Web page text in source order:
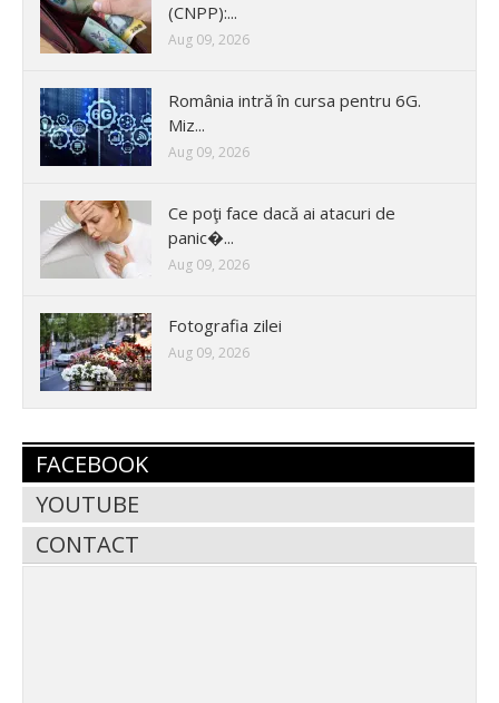
(CNPP):...
Aug 09, 2026
România intră în cursa pentru 6G.
Miz...
Aug 09, 2026
Ce poţi face dacă ai atacuri de
panic�...
Aug 09, 2026
Fotografia zilei
Aug 09, 2026
FACEBOOK
YOUTUBE
CONTACT